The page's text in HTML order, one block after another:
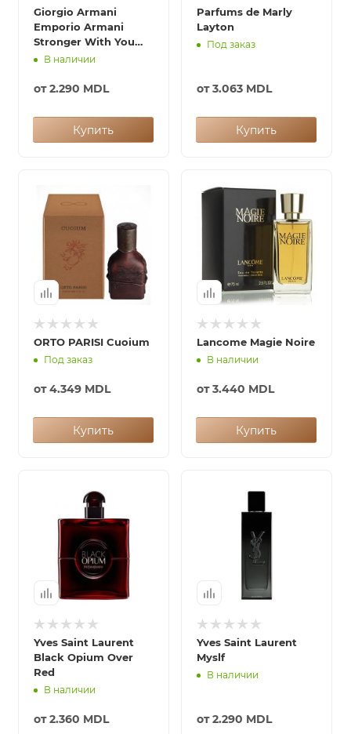
Giorgio Armani
Emporio Armani
Stronger With You
Absolutely
В наличии
от2.290 MDL
Купить
Parfums de Marly
Layton
Под заказ
от3.063 MDL
Купить
ORTO PARISI Cuoium
Под заказ
от4.349 MDL
Купить
Lancome Magie Noire
В наличии
от3.440 MDL
Купить
Yves Saint Laurent
Black Opium Over
Red
В наличии
от2.360 MDL
Yves Saint Laurent
Myslf
В наличии
от2.290 MDL